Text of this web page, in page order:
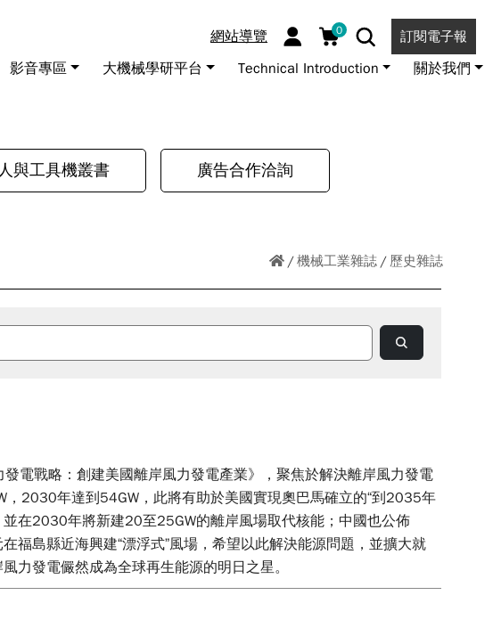
網站導覽 0 訂閱電子報
影音專區 大機械學研平台 Technical Introduction 關於我們
與工具機叢書 廣告合作洽詢
機械工業雜誌 歷史雜誌
電戰略：創建美國離岸風力發電產業》，聚焦於解決離岸風力發電
2030年達到54GW，此將有助於美國實現奧巴馬確立的“到2035年
在2030年將新建20至25GW的離岸風場取代核能；中國也公佈
島縣近海興建“漂浮式”風場，希望以此解決能源問題，並擴大就
力發電儼然成為全球再生能源的明日之星。